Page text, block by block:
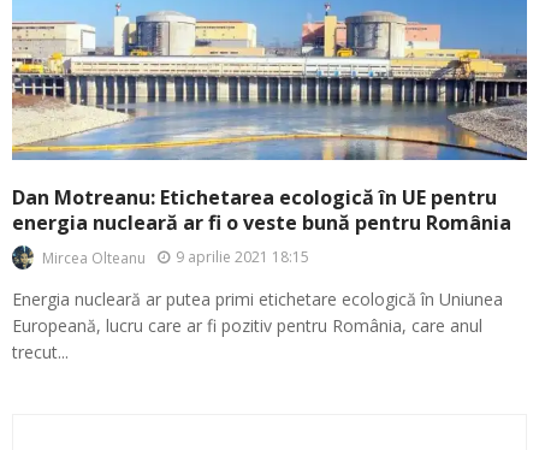
Dan Motreanu: Etichetarea ecologică în UE pentru
energia nucleară ar fi o veste bună pentru România
Mircea Olteanu 9 aprilie 2021 18:15
Energia nucleară ar putea primi etichetare ecologică în Uniunea
Europeană, lucru care ar fi pozitiv pentru România, care anul
trecut...